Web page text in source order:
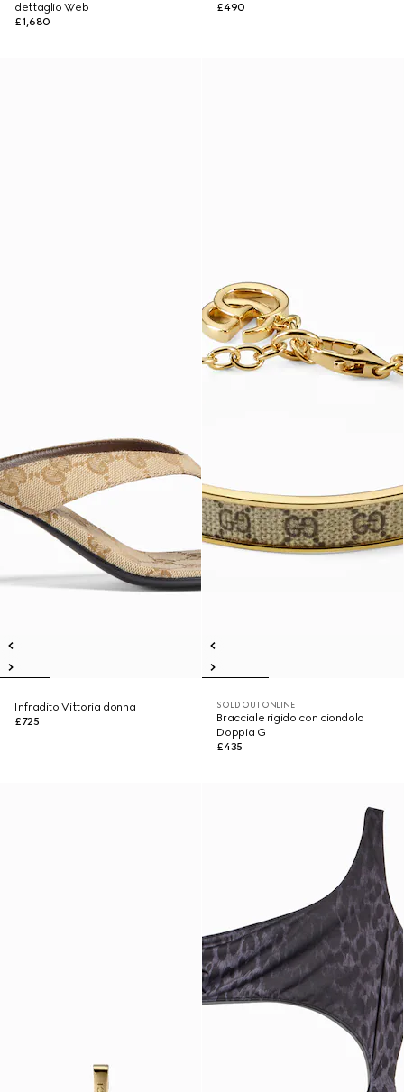
dettaglio Web
£1,680
£490
Infradito Vittoria donna
£725
SOLD OUT ONLINE
Bracciale rigido con ciondolo
Doppia G
£435